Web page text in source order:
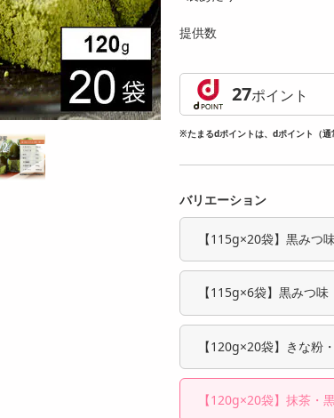
提供数
27ポイント
※たまるdポイントは、dポイント（通
バリエーション
【115g×20袋】黒みつ
【115g×6袋】黒みつ味
【120g×20袋】きな粉
【120g×20袋】抹茶・
ちょっプル 63
【調光レンズ】<ブラウン>サングラス UVカ
ット99.9％ QL-8
提供数 150
お試し費用
1,980円
オープン
重：100kg／
き)